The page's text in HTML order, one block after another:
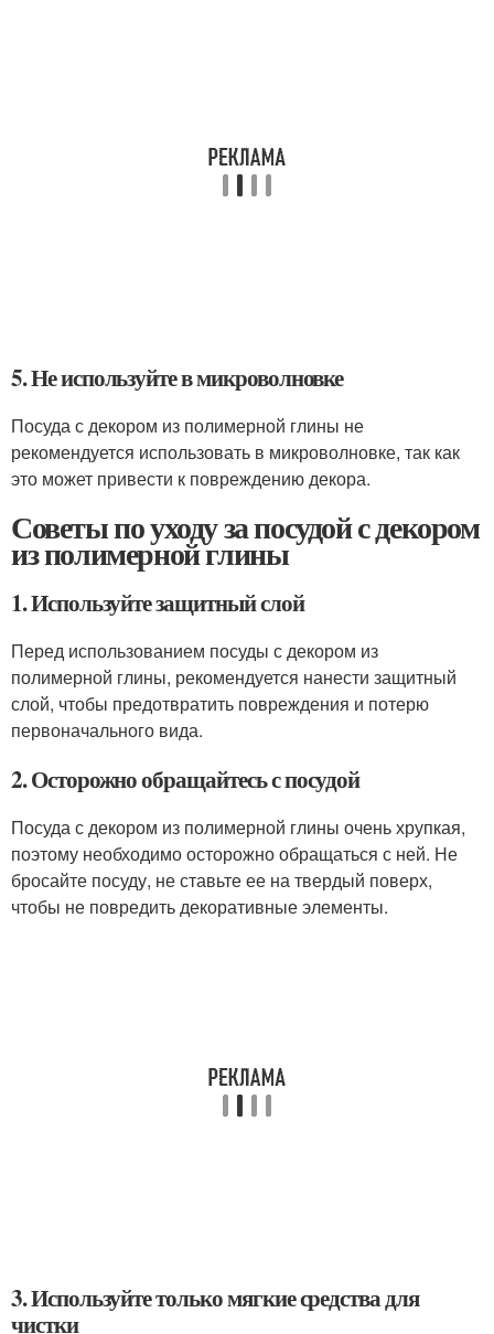
5. Не используйте в микроволновке
Посуда с декором из полимерной глины не
рекомендуется использовать в микроволновке, так как
это может привести к повреждению декора.
Советы по уходу за посудой с декором
из полимерной глины
1. Используйте защитный слой
Перед использованием посуды с декором из
полимерной глины, рекомендуется нанести защитный
слой, чтобы предотвратить повреждения и потерю
первоначального вида.
2. Осторожно обращайтесь с посудой
Посуда с декором из полимерной глины очень хрупкая,
поэтому необходимо осторожно обращаться с ней. Не
бросайте посуду, не ставьте ее на твердый поверх,
чтобы не повредить декоративные элементы.
3. Используйте только мягкие средства для
чистки